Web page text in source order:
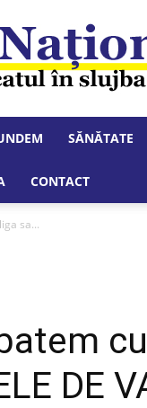
"Forța
SĂNĂTATE
CONTACT
sa...
DE